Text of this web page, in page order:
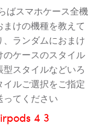
ばスマホケース全機
けの機種を教えて
ランダムにおまけ
ケースのスタイル
スタイルなどいろ
ルご選択をご指定
ってください
4 3